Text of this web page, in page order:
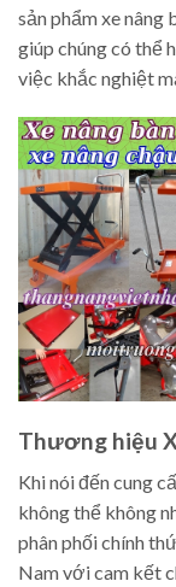
sản phẩm xe
giúp chúng có thể
việc khắc nghiệt
Thương hiệu
Khi nói đến cung
không thể không
phân phối chính
Nam với cam kết